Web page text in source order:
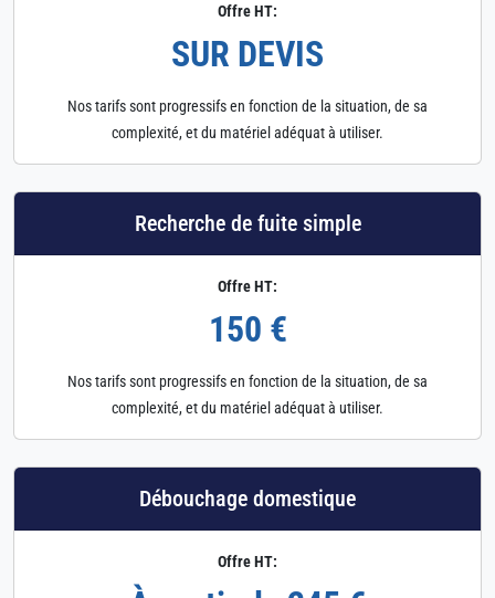
Offre HT:
SUR DEVIS
Nos tarifs sont progressifs en fonction de la situation, de sa
complexité, et du matériel adéquat à utiliser.
Recherche de fuite simple
Offre HT:
150 €
Nos tarifs sont progressifs en fonction de la situation, de sa
complexité, et du matériel adéquat à utiliser.
Débouchage domestique
Offre HT: